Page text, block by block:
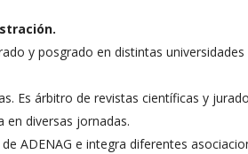
y posgrado en distintas universidades
Es árbitro de revistas científicas y
en diversas jornadas.
ADENAG e integra diferentes